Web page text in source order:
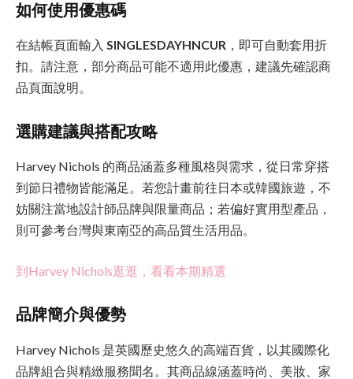
如何使用優惠碼
在結帳頁面輸入 SINGLESDAYHNCUR ，即可自動套用折
扣。請注意，部分商品可能不適用此優惠，建議先確認商
品頁面說明。
選購建議與搭配攻略
Harvey Nichols 的商品涵蓋多種風格與需求，從日常穿搭
到節日禮物皆能滿足。若您計畫前往日本或韓國旅遊，不
妨關注當地設計師品牌與限量商品；若偏好實用型產品，
則可參考台灣與東南亞的高品質生活用品。
到Harvey Nichols逛逛，看看本期精選
品牌簡介與優勢
Harvey Nichols 是英國歷史悠久的高端百貨，以其國際化
品牌組合與精緻服務聞名。其商品線涵蓋時尚、美妝、家